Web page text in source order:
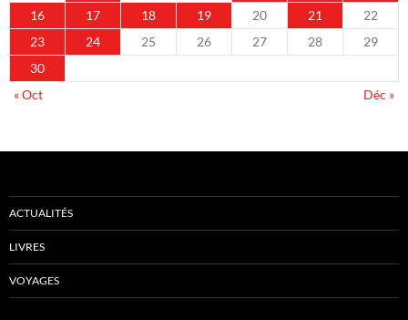
16
17 18 19 20 21
22
23
24 25 26 27 28
29
30
« Oct
Déc »
ACTUALITÉS
LIVRES
VOYAGES